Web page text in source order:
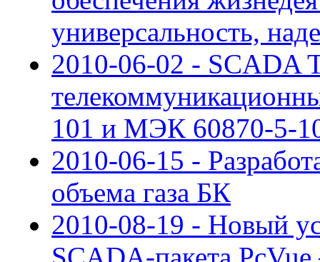
универсальность,
2010-06-02 - SCADA
101 и МЭК 60870-5-
2010-06-15 -
объема газа БК
2010-08-19 - Новый